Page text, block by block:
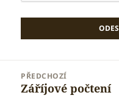
příspěvek
PŘEDCHOZÍ
Předchozí
Záříjové počtení